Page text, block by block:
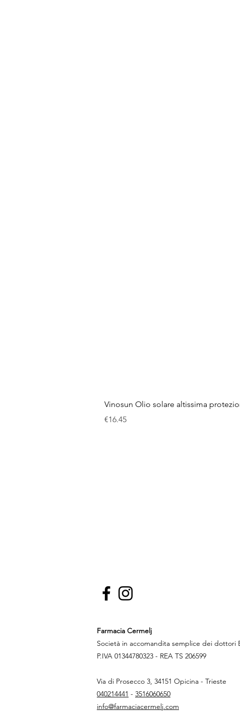
Vinosun Olio solare altissima
Price
€16.45
Farmacia Cermelj
Società in accomandita semplice dei dottori
P.IVA 01344780323 - REA TS 206599
Via di Prosecco 3, 34151 Opicina - Trieste
040214441 - 3516060650
info@farmaciacermelj.com